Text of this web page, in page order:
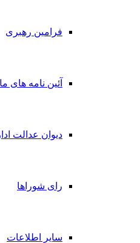
فرامین رهبری
آئین نامه های
دیوان عدالت
رای شوراها
سایر اطلاعات